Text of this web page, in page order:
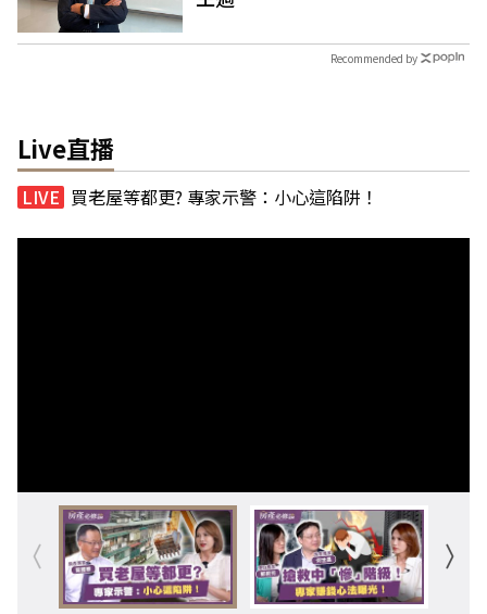
Recommended by
Live直播
買老屋等都更? 專家示警：小心這陷阱！